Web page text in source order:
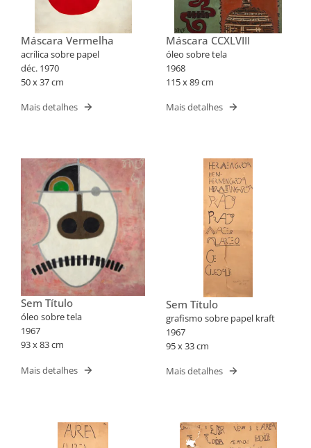
Máscara Vermelha
acrílica sobre papel
déc. 1970
50 x 37 cm
Mais detalhes
Máscara CCXLVIII
óleo sobre tela
1968
115 x 89 cm
Mais detalhes
Sem Título
óleo sobre tela
1967
93 x 83 cm
Mais detalhes
Sem Título
grafismo sobre papel kraft
1967
95 x 33 cm
Mais detalhes